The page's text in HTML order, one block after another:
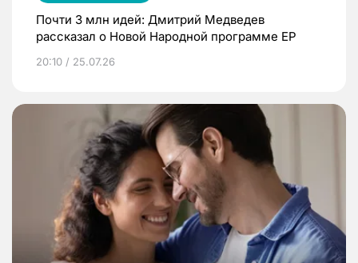
Почти 3 млн идей: Дмитрий Медведев
рассказал о Новой Народной программе ЕР
20:10 / 25.07.26